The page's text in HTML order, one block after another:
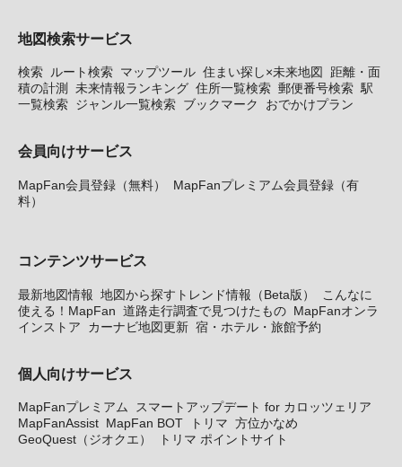
地図検索サービス
検索 ルート検索 マップツール 住まい探し×未来地図
距離・面
積の計測
未来情報ランキング 住所一覧検索 郵便番号検索 駅
一覧検索 ジャンル一覧検索 ブックマーク おでかけプラン
会員向けサービス
MapFan会員登録（無料）
MapFanプレミアム会員登録（有
料）
コンテンツサービス
最新地図情報 地図から探すトレンド情報（Beta版）
こんなに
使える！MapFan 道路走行調査で見つけたもの MapFanオンラ
インストア
カーナビ地図更新 宿・ホテル・旅館予約
個人向けサービス
MapFanプレミアム
スマートアップデート for カロッツェリア
MapFanAssist MapFan BOT トリマ 方位かなめ
GeoQuest（ジオクエ）
トリマ ポイントサイト